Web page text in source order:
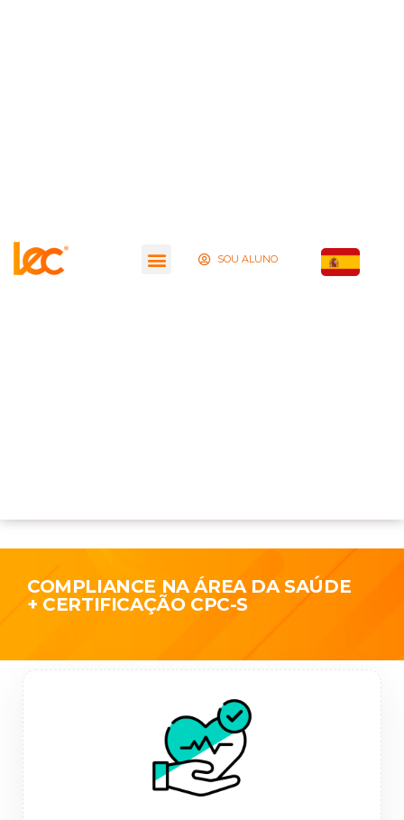
SOU ALUNO
COMPLIANCE NA ÁREA DA SAÚDE
+ CERTIFICAÇÃO CPC-S